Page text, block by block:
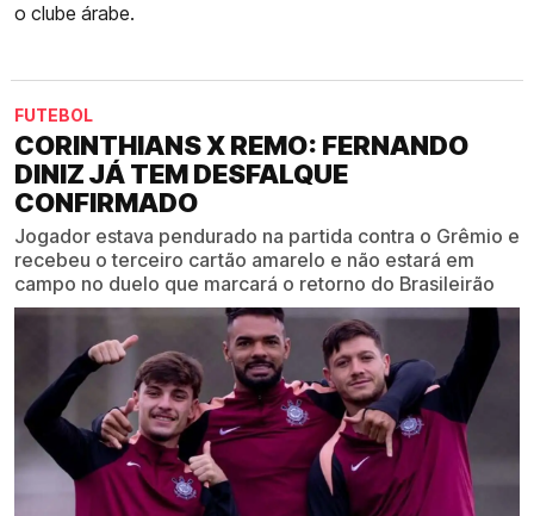
o clube árabe.
FUTEBOL
CORINTHIANS X REMO: FERNANDO
DINIZ JÁ TEM DESFALQUE
CONFIRMADO
Jogador estava pendurado na partida contra o Grêmio e
recebeu o terceiro cartão amarelo e não estará em
campo no duelo que marcará o retorno do Brasileirão